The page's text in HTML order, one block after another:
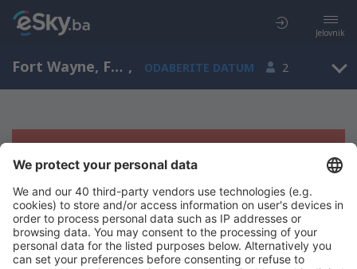
Jelovnik
Fort Wayne, Fort Wayne Intl Airport, Indiana, Sjedinjene Američke Države (FWA) , ODABERITE DATUM 2
Žao nam je, ne možemo da prikažemo
rezultate
Pokušajte još jednom kad izaberete druge kriterijume